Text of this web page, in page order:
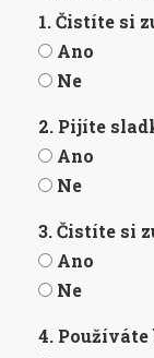
1. Čistíte si
Ano
Ne
2. Pijíte
Ano
Ne
3. Čistíte si
Ano
Ne
4.